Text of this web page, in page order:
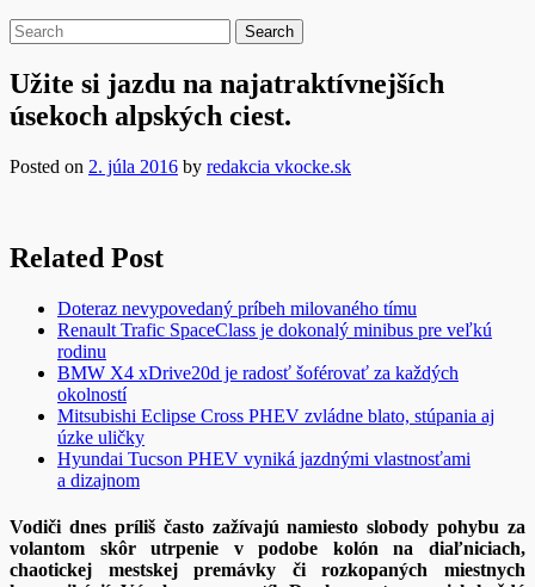
Užite si jazdu na najatraktívnejších
úsekoch alpských ciest.
Posted on 2. júla 2016 by redakcia vkocke.sk
Related Post
Doteraz nevypovedaný príbeh milovaného tímu
Renault Trafic SpaceClass je dokonalý minibus pre veľkú
rodinu
BMW X4 xDrive20d je radosť šoférovať za každých
okolností
Mitsubishi Eclipse Cross PHEV zvládne blato, stúpania aj
úzke uličky
Hyundai Tucson PHEV vyniká jazdnými vlastnosťami
a dizajnom
Vodiči dnes príliš často zažívajú namiesto slobody pohybu za
volantom skôr utrpenie v podobe kolón na diaľniciach,
chaotickej mestskej premávky či rozkopaných miestnych